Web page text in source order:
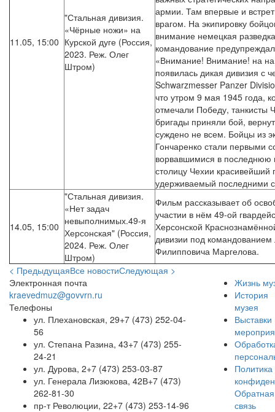
11.05, 15:00
"Стальная дивизия.
«Чёрные ножи» на
Курской дуге (Россия,
2023. Реж. Олег
Штром)
армии. Там впервые и
врагом. На экипировку
внимание немецкая
командование
«Внимание! Внимание! на
появилась дикая дивизия с
Schwarzmesser Panzer
что утром 9 мая 1945 года,
отмечали Победу, танкисты
бригады приняли бой,
суждено не всем. Бойцы из
Гончаренко стали первыми
ворвавшимися в последнюю
столицу Чехии красивейший
удерживаемый последними
14.05, 15:00
"Стальная дивизия.
«Нет задач
невыполнимых.49-я
Херсонская" (Россия,
2024. Реж. Олег
Штром)
Фильм рассказывает об
участии в нём 49-ой
Херсонской
дивизии под командованием
Филипповича Маргелова.
< ПредыдущаяВсе новостиСледующая >
Электронная почта
kraevedmuz@govvrn.ru
Телефоны
ул. Плехановская, 29+7 (473) 252-04-
56
ул. Степана Разина, 43+7 (473) 255-
24-21
ул. Дурова, 2+7 (473) 253-03-87
ул. Генерала Лизюкова, 42В+7 (473)
262-81-30
пр-т Революции, 22+7 (473) 253-14-96
Жизнь
История
музея
Выставки
Политика
Обратная
связь